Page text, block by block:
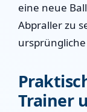
eine neue
Abpraller zu
Trainer